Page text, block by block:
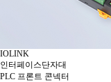
IOLINK
인터페이스단자대
PLC 프론트 콘넥터